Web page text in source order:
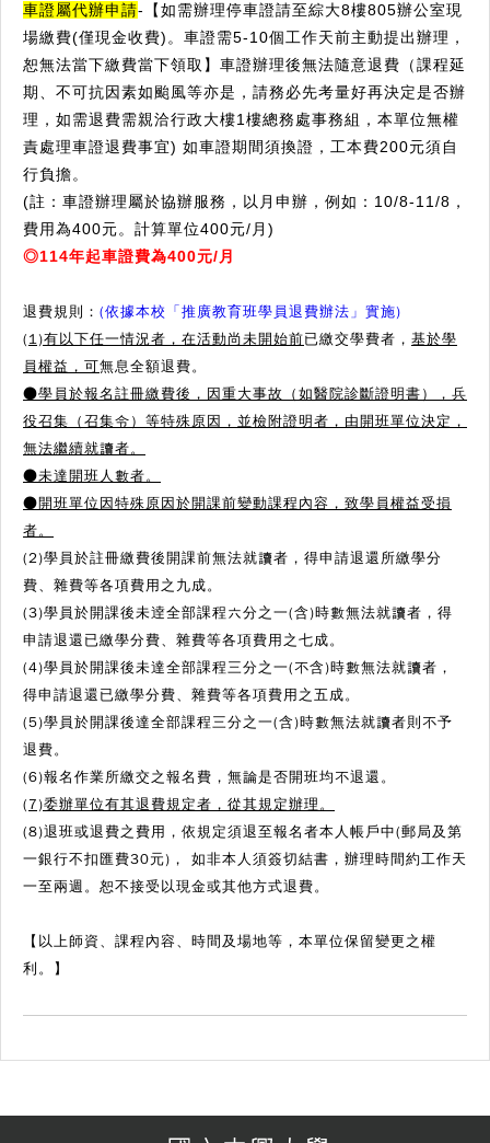
車證屬代辦申請-【如需辦理停車證請至綜大8樓805辦公室現
場繳費(僅現金收費)。車證需5-10個工作天前主動提出辦理，
恕無法當下繳費當下領取】車證辦理後無法隨意退費（課程延
期、不可抗因素如颱風等亦是，請務必先考量好再決定是否辦
理，如需退費需親洽行政大樓1樓總務處事務組，本單位無權
責處理車證退費事宜) 如車證期間須換證，工本費200元須自
行負擔。
(註：車證辦理屬於協辦服務，以月申辦，例如：10/8-11/8，
費用為400元。計算單位400元/月)
◎114年起車證費為400元/月
退費規則： (依據本校「推廣教育班學員退費辦法」實施)
(1)有以下任一情況者，在活動尚未開始前已繳交學費者， 基於學
員權益，可無息全額退費。
●學員於報名註冊繳費後，因重大事故（如醫院診斷證明書），兵
役召集（召集令）等特殊原因，並檢附證明者，由開班單位決定，
無法繼續就讀者。
●未達開班人數者。
●開班單位因特殊原因於開課前變動課程內容，致學員權益受損
者。
(2)學員於註冊繳費後開課前無法就讀者，得申請退還所繳學分
費、雜費等各項費用之九成。
(3)學員於開課後未逹全部課程六分之一(含)時數無法就讀者，得
申請退還已繳學分費、雜費等各項費用之七成。
(4)學員於開課後未達全部課程三分之一(不含)時數無法就讀者，
得申請退還已繳學分費、雜費等各項費用之五成。
(5)學員於開課後達全部課程三分之一(含)時數無法就讀者則不予
退費。
(6)報名作業所繳交之報名費，無論是否開班均不退還。
(7)委辦單位有其退費規定者，從其規定辦理。
(8)退班或退費之費用，依規定須退至報名者本人帳戶中(郵局及第
一銀行不扣匯費30元)， 如非本人須簽切結書，辦理時間約工作天
一至兩週。恕不接受以現金或其他方式退費。
【以上師資、課程內容、時間及場地等，本單位保留變更之權
利。】